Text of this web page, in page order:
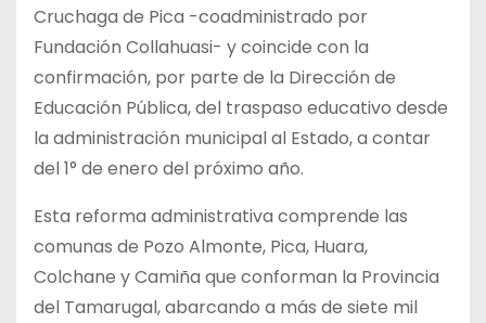
Cruchaga de Pica -coadministrado por
Fundación Collahuasi- y coincide con la
confirmación, por parte de la Dirección de
Educación Pública, del traspaso educativo desde
la administración municipal al Estado, a contar
del 1° de enero del próximo año.
Esta reforma administrativa comprende las
comunas de Pozo Almonte, Pica, Huara,
Colchane y Camiña que conforman la Provincia
del Tamarugal, abarcando a más de siete mil